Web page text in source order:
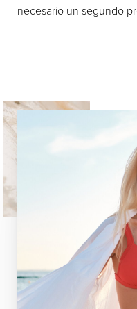
necesario un segundo